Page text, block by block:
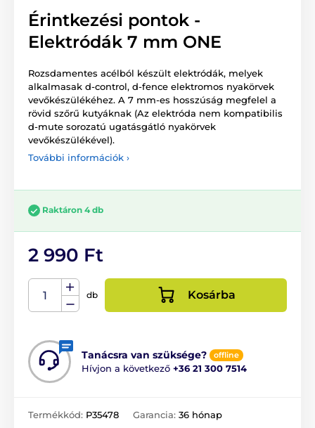
Érintkezési pontok -
Elektródák 7 mm ONE
Rozsdamentes acélból készült elektródák, melyek
alkalmasak d-control, d-fence elektromos nyakörvek
vevőkészülékéhez. A 7 mm-es hosszúság megfelel a
rövid szőrű kutyáknak (Az elektróda nem kompatibilis
d-mute sorozatú ugatásgátló nyakörvek
vevőkészülékével).
További információk ›
Raktáron 4 db
2 990 Ft
db Kosárba
Tanácsra van szüksége? offline
Hívjon a következő +36 21 300 7514
Termékkód: P35478 Garancia: 36 hónap